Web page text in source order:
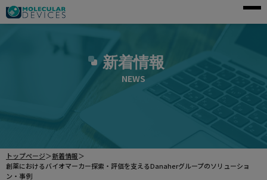
アプリケーション
製品一覧
新着情報
NEWS
トップページ＞新着情報＞
創薬におけるバイオマーカー探索・評価を支えるDanaherグループのソリューショ
ン・事例